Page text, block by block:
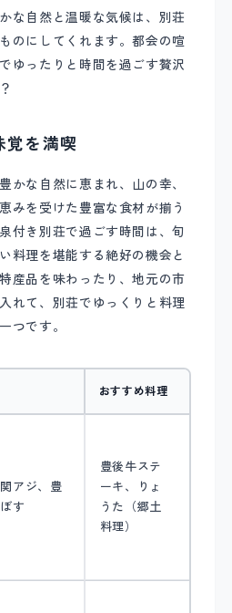
な自然と温暖な気候は、別荘
のにしてくれます。都会の喧
ゆったりと時間を過ごす贅沢
覚を満喫
かな自然に恵まれ、山の幸、
みを受けた豊富な食材が揃う
付き別荘で過ごす時間は、旬
料理を堪能する絶好の機会と
産品を味わったり、地元の市
れて、別荘でゆっくりと料理
つです。
おすすめ料理
アジ、豊
す
豊後牛ステ
ーキ、りょ
うた（郷土
料理）